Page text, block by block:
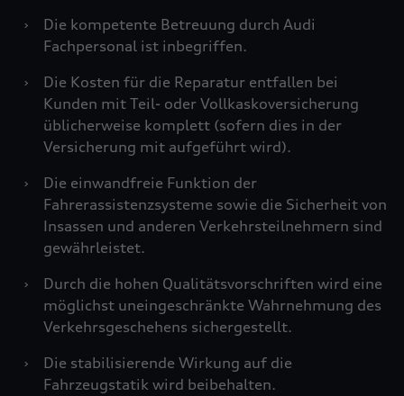
›
Die kompetente Betreuung durch Audi
Fachpersonal ist inbegriffen.
›
Die Kosten für die Reparatur entfallen bei
Kunden mit Teil- oder Vollkaskoversicherung
üblicherweise komplett (sofern dies in der
Versicherung mit aufgeführt wird).
›
Die einwandfreie Funktion der
Fahrerassistenzsysteme sowie die Sicherheit von
Insassen und anderen Verkehrsteilnehmern sind
gewährleistet.
›
Durch die hohen Qualitätsvorschriften wird eine
möglichst uneingeschränkte Wahrnehmung des
Verkehrsgeschehens sichergestellt.
›
Die stabilisierende Wirkung auf die
Fahrzeugstatik wird beibehalten.